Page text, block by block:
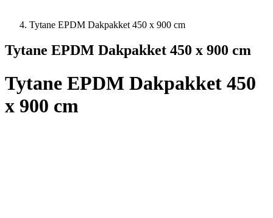
Tytane EPDM Dakpakket 450 x 900 cm
Tytane EPDM Dakpakket 450 x 900 cm
Tytane EPDM Dakpakket 450
x 900 cm